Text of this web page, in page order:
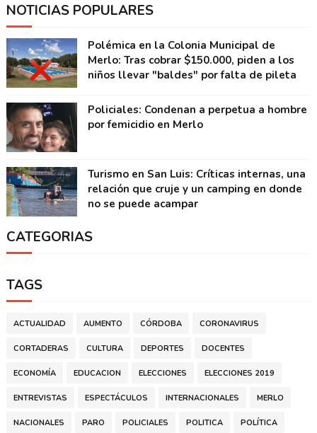
NOTICIAS POPULARES
Polémica en la Colonia Municipal de
Merlo: Tras cobrar $150.000, piden a los
niños llevar "baldes" por falta de pileta
Policiales: Condenan a perpetua a hombre
por femicidio en Merlo
Turismo en San Luis: Críticas internas, una
relación que cruje y un camping en donde
no se puede acampar
CATEGORIAS
TAGS
ACTUALIDAD AUMENTO CÓRDOBA CORONAVIRUS
CORTADERAS CULTURA DEPORTES DOCENTES
ECONOMÍA EDUCACION ELECCIONES ELECCIONES 2019
ENTREVISTAS ESPECTÁCULOS INTERNACIONALES MERLO
NACIONALES PARO POLICIALES POLITICA POLÍTICA